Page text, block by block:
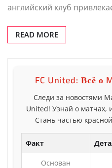
английский клуб
READ MORE
FC United: Всё о
Следи за новостями
United! Узнай о матчах,
Стань частью
Факт
Основан